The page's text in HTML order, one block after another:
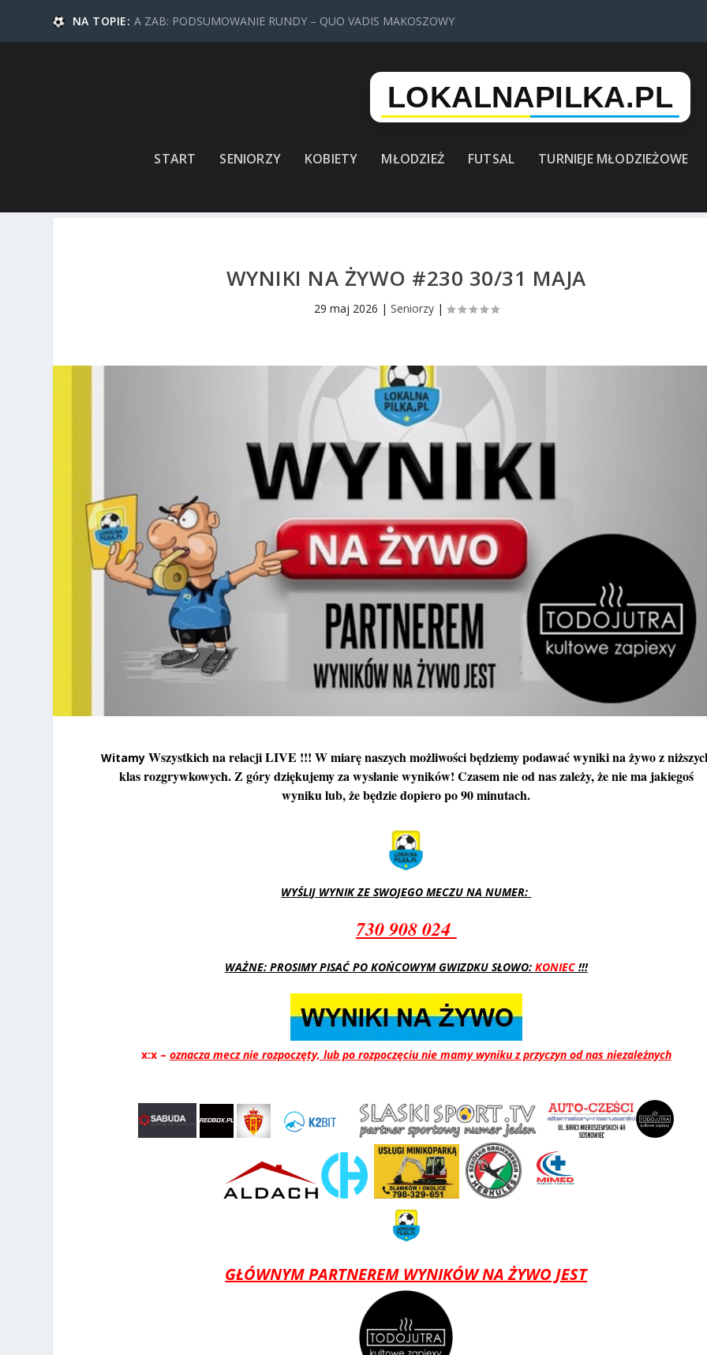
NA TOPIE: A ZAB: PODSUMOWANIE RUNDY – QUO VADIS MAKOSZOWY
START SENIORZY KOBIETY MŁODZIEŻ FUTSAL TURNIEJE MŁODZIEŻOWE
WYNIKI NA ŻYWO #230 30/31 MAJA
29 maj 2026 | Seniorzy|
WitamyWszystkich na relacji LIVE !!! W miarę naszych możliwości będziemy podawać wyniki na żywo z
klas rozgrywkowych. Z góry dziękujemy za wysłanie wyników! Czasem nie od nas zależy, że nie ma jakiegoś
wyniku lub, że będzie dopiero po 90 minutach.
WYŚLIJ WYNIK ZE SWOJEGO MECZU NA NUMER:
730 908 024
WAŻNE: PROSIMY PISAĆ PO KOŃCOWYM GWIZDKU SŁOWO: KONIEC!!!
x:x – oznacza mecz nie rozpoczęty, lub po rozpoczęciu nie mamy wyniku z przyczyn od nas niezależnych
GŁÓWNYM PARTNEREM WYNIKÓW NA ŻYWO JEST